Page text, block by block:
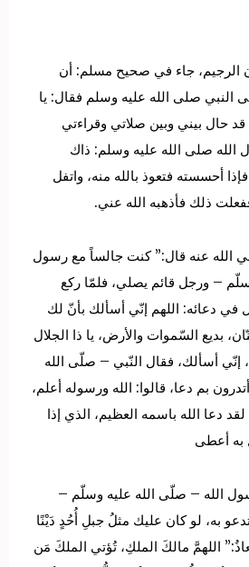
الرجيم، جاء في صحيح مسلم: أن
النبي صلى الله عليه وسلم فقال: يا
حال بيني وبين صلاتي وقراءتي
الله صلى الله عليه وسلم: ذاك
أحسسته فتعوذ بالله منه، واتفل
ذلك فأذهبه الله عني.
عنه قال:” كنت جالساً مع رسول
– ورجل قائم يصلي، فلمّا ركع
في دعائه: اللهم إنّي أسألك بأنّ لك
بديع السّموات والأرض، يا ذا الجلال
إنّي أسألك، فقال النّبي – صلّى الله
بم دعا، قالوا: الله ورسوله أعلم،
دعا الله باسمه العظيم، الذي إذا
به أعطى
الله – صلّى الله عليه وسلّم –
به، لو كان عليك مثلُ جبلِ أُحُدٍ دَيْنًا
اللهمَّ مالكَ الملكِ، تُؤتي الملكَ مَن